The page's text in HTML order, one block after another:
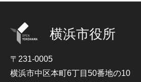
横浜市役所
〒231-0005
横浜市中区本町6丁目50番地の10